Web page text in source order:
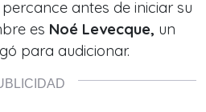
antes de iniciar su
es Noé Levecque, un
para audicionar.